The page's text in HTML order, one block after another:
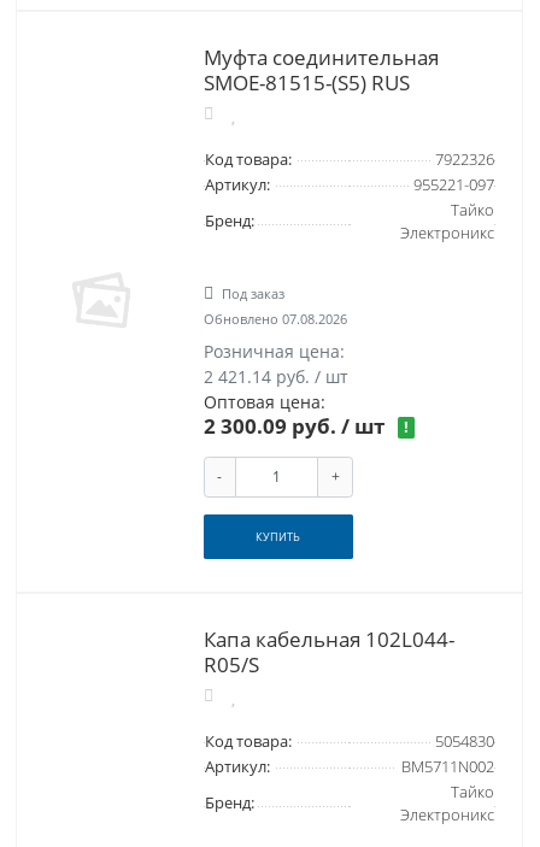
Муфта соединительная
SMOE-81515-(S5) RUS
Код товара:
7922326
Артикул:
955221-097
Бренд:
Тайко
Электроникс
Под заказ
Обновлено 07.08.2026
Розничная цена:
2 421.14 руб. / шт
Оптовая цена:
2 300.09 руб. / шт !
- +
КУПИТЬ
Капа кабельная 102L044-
R05/S
Код товара:
5054830
Артикул:
BM5711N002
Бренд:
Тайко
Электроникс